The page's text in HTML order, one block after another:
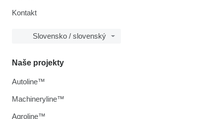
Kontakt
Slovensko / slovenský
Naše projekty
Autoline™
Machineryline™
Agroline™